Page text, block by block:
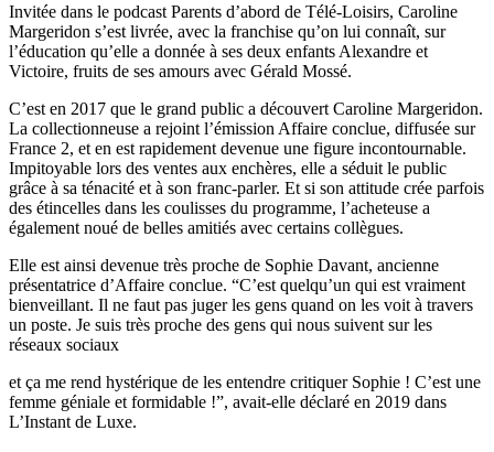
Invitée dans le podcast Parents d’abord de Télé-Loisirs, Caroline
Margeridon s’est livrée, avec la franchise qu’on lui connaît, sur
l’éducation qu’elle a donnée à ses deux enfants Alexandre et
Victoire, fruits de ses amours avec Gérald Mossé.
C’est en 2017 que le grand public a découvert Caroline Margeridon.
La collectionneuse a rejoint l’émission Affaire conclue, diffusée sur
France 2, et en est rapidement devenue une figure incontournable.
Impitoyable lors des ventes aux enchères, elle a séduit le public
grâce à sa ténacité et à son franc-parler. Et si son attitude crée parfois
des étincelles dans les coulisses du programme, l’acheteuse a
également noué de belles amitiés avec certains collègues.
Elle est ainsi devenue très proche de Sophie Davant, ancienne
présentatrice d’Affaire conclue. “C’est quelqu’un qui est vraiment
bienveillant. Il ne faut pas juger les gens quand on les voit à travers
un poste. Je suis très proche des gens qui nous suivent sur les
réseaux sociaux
et ça me rend hystérique de les entendre critiquer Sophie ! C’est une
femme géniale et formidable !”, avait-elle déclaré en 2019 dans
L’Instant de Luxe.